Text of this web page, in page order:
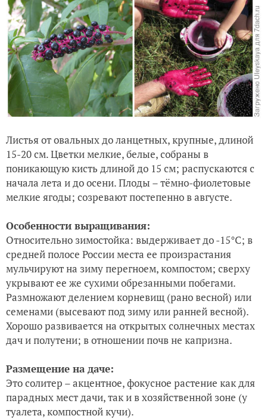
Листья от овальных до ланцетных, крупные, длиной
15-20 см. Цветки мелкие, белые, собраны в
поникающую кисть длиной до 15 см; распускаются с
начала лета и до осени. Плоды – тёмно-фиолетовые
мелкие ягоды; созревают постепенно в августе.
Особенности выращивания:
Относительно зимостойка: выдерживает до -15°С; в
средней полосе России места ее произрастания
мульчируют на зиму перегноем, компостом; сверху
укрывают ее же сухими обрезанными побегами.
Размножают делением корневищ (рано весной) или
семенами (высевают под зиму или ранней весной).
Хорошо развивается на открытых солнечных местах
дач и полутени; в отношении почв не капризна.
Размещение на даче:
Это солитер – акцентное, фокусное растение как для
парадных мест дачи, так и в хозяйственной зоне (у
туалета, компостной кучи).